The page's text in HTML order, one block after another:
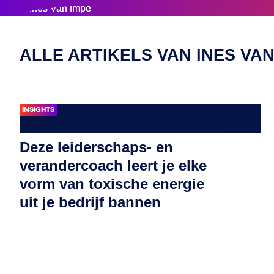
ALLE ARTIKELS VAN INES
INSIGHTS
Deze leiderschaps- en
verandercoach leert je elke
vorm van toxische energie
uit je bedrijf bannen